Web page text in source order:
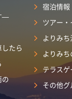
―
たら
の
宿泊情報
ツアー・
よりみち
よりみち
テラス
その他